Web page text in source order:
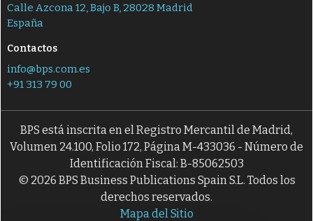
Calle Azcona 12, Bajo B, 28028 Madrid
España
Contactos
info@bps.com.es
+91 313 79 00
BPS está inscrita en el Registro Mercantil de Madrid,
Volumen 24.100, Folio 172, Página M-433036 - Número de
Identificación Fiscal: B-85062503
© 2026 BPS Business Publications Spain S.L. Todos los
derechos reservados.
Mapa del Sitio